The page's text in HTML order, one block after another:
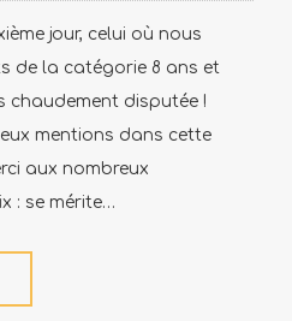
jour, celui où nous
de la catégorie 8 ans et
chaudement disputée !
mentions dans cette
aux nombreux
: se mérite…